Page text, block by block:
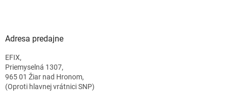
Adresa predajne
EFIX,
Priemyselná 1307,
965 01 Žiar nad Hronom,
(Oproti hlavnej vrátnici SNP)